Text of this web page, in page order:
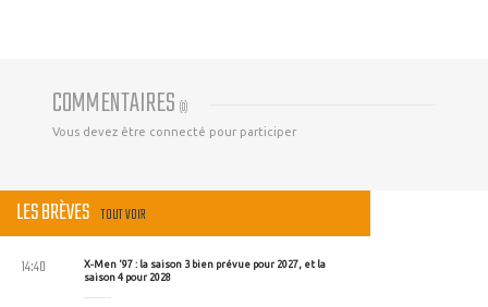
COMMENTAIRES (0)
Vous devez être connecté pour participer
LES BRÈVES TOUT VOIR
X-Men '97 : la saison 3 bien prévue pour 2027, et la
saison 4 pour 2028
14:40